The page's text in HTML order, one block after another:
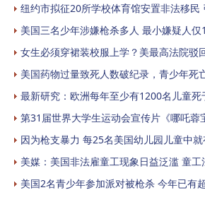
纽约市拟征20所学校体育馆安置非法移民
美国三名少年涉嫌枪杀多人 最小嫌疑人仅
女生必须穿裙装校服上学？美最高法院驳
美国药物过量致死人数破纪录，青少年死
最新研究：欧洲每年至少有1200名儿童死
第31届世界大学生运动会宣传片《哪吒蓉
因为枪支暴力 每25名美国幼儿园儿童中
美媒：美国非法雇童工现象日益泛滥 童工
美国2名青少年参加派对被枪杀 今年已有